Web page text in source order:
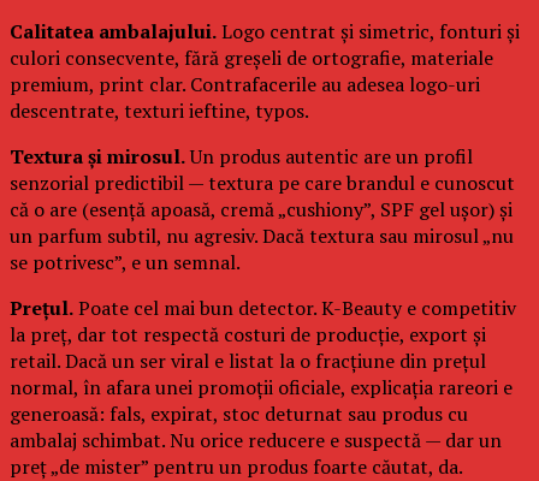
Calitatea ambalajului.Logo centrat și simetric, fonturi și
culori consecvente, fără greșeli de ortografie, materiale
premium, print clar. Contrafacerile au adesea logo-uri
descentrate, texturi ieftine, typos.
Textura și mirosul.Un produs autentic are un profil
senzorial predictibil — textura pe care brandul e cunoscut
că o are (esență apoasă, cremă „cushiony”, SPF gel ușor) și
un parfum subtil, nu agresiv. Dacă textura sau mirosul „nu
se potrivesc”, e un semnal.
Prețul.Poate cel mai bun detector. K-Beauty e competitiv
la preț, dar tot respectă costuri de producție, export și
retail. Dacă un ser viral e listat la o fracțiune din prețul
normal, în afara unei promoții oficiale, explicația rareori e
generoasă: fals, expirat, stoc deturnat sau produs cu
ambalaj schimbat. Nu orice reducere e suspectă — dar un
preț „de mister” pentru un produs foarte căutat, da.